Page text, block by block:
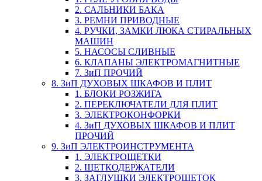
2. САЛЬНИКИ БАКА
3. РЕМНИ ПРИВОДНЫЕ
4. РУЧКИ, ЗАМКИ ЛЮКА СТИРАЛЬНЫХ
МАШИН
5. НАСОСЫ СЛИВНЫЕ
6. КЛАПАНЫ ЭЛЕКТРОМАГНИТНЫЕ
7. ЗиП ПРОЧИЙ
8. ЗиП ДУХОВЫХ ШКАФОВ И ПЛИТ
1. БЛОКИ РОЗЖИГА
2. ПЕРЕКЛЮЧАТЕЛИ ДЛЯ ПЛИТ
3. ЭЛЕКТРОКОНФОРКИ
4. ЗиП ДУХОВЫХ ШКАФОВ И ПЛИТ
ПРОЧИЙ
9. ЗиП ЭЛЕКТРОИНСТРУМЕНТА
1. ЭЛЕКТРОЩЕТКИ
2. ЩЕТКОДЕРЖАТЕЛИ
3. ЗАГЛУШКИ ЭЛЕКТРОЩЕТОК